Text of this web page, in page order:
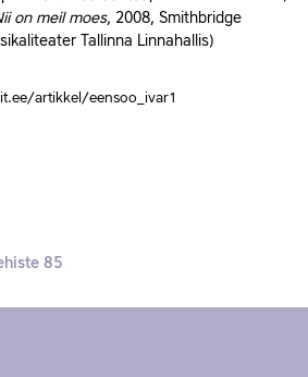
on meil moes, 2008, Smithbridge
Tallinna Linnahallis)
artikkel/eensoo_ivar1
85